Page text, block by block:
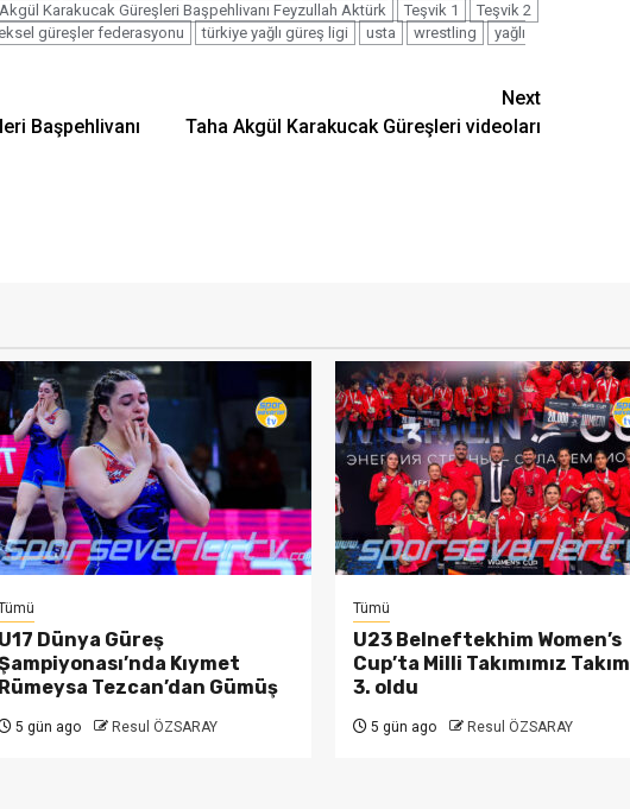
Karakucak Güreşleri Başpehlivanı Feyzullah Aktürk Teşvik 1
Teşvik 2
güreşler federasyonu türkiye yağlı güreş ligi usta wrestling
yağlı
Başpehlivanı
Next
Taha Akgül Karakucak Güreşleri videoları
U17 Dünya Güreş
Kıymet
Rümeysa Tezcan’dan Gümüş
5 gün ago Resul ÖZSARAY
Tümü
U23 Belneftekhim Women’s
Cup’ta Milli Takımımız Takım
3. oldu
5 gün ago Resul ÖZSARAY